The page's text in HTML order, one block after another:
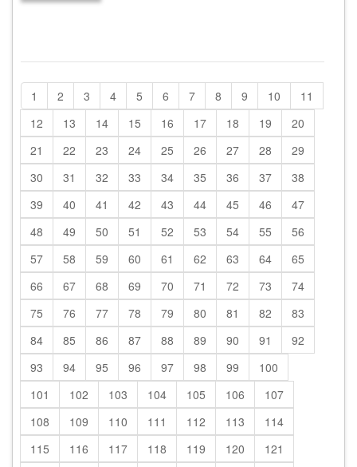
1 2 3 4 5 6 7 8 9 10
11
12
13 14 15 16 17 18 19
20
21
22 23 24 25 26 27 28
29
30
31 32 33 34 35 36 37
38
39
40 41 42 43 44 45 46
47
48
49 50 51 52 53 54 55
56
57
58 59 60 61 62 63 64
65
66
67 68 69 70 71 72 73
74
75
76 77 78 79 80 81 82
83
84
85 86 87 88 89 90 91
92
93
94 95 96 97 98 99
100
101
102 103 104 105 106
107
108
109 110 111 112 113
114
115
116 117 118 119 120
121